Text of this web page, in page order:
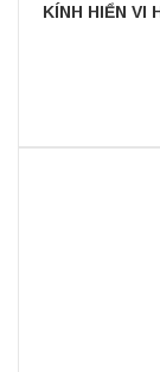
KÍNH HIỂN VI